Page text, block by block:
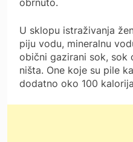
U sklopu istraživanja
piju vodu, mineralnu
obični gazirani sok, sok
ništa. One koje su pile
dodatno oko 100